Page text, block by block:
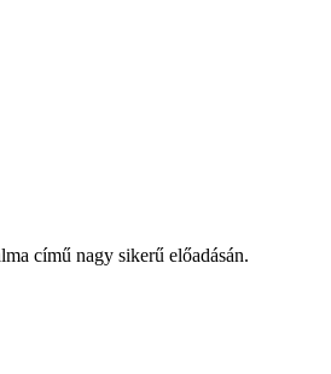
című nagy sikerű előadásán.